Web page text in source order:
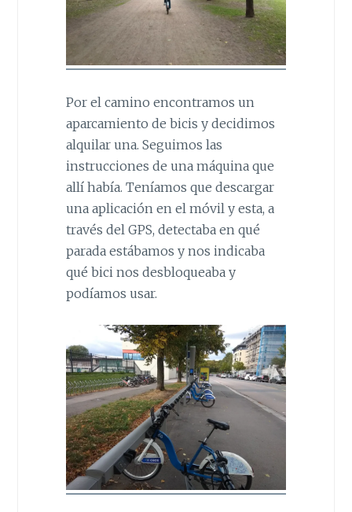
Por el camino encontramos un
aparcamiento de bicis y decidimos
alquilar una. Seguimos las
instrucciones de una máquina que
allí había. Teníamos que descargar
una aplicación en el móvil y esta, a
través del GPS, detectaba en qué
parada estábamos y nos indicaba
qué bici nos desbloqueaba y
podíamos usar.